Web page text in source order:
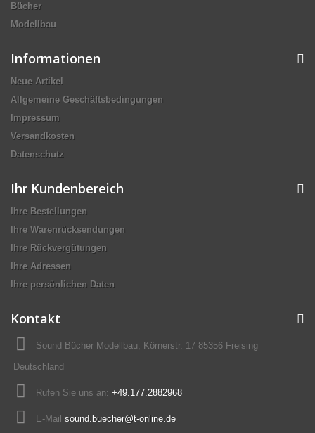
Bücher
Modellbau
Informationen
Neue Artikel
Allgemeine Geschäftsbedingungen
Impressum
Versandkosten
Datenschutz
Ihr Kundenbereich
Ihre Bestellungen
Ihre Warenrücksendungen
Ihre Rückvergütungen
Ihre Adressen
Ihre persönlichen Daten
Kontakt
Sound Bücher Modellbau, Körnerstr. 17 85356 Freising
Deutschland
Rufen Sie uns an: +49.177.2882968
E-Mail sound.buecher@t-online.de